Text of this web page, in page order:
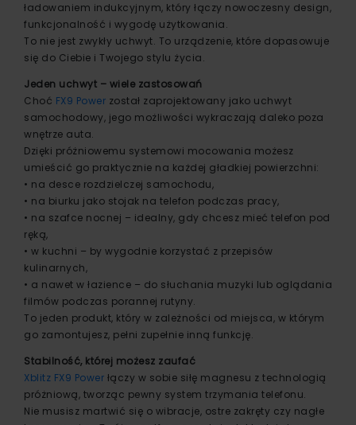
ładowaniem indukcyjnym, który łączy nowoczesny design,
funkcjonalność i wygodę użytkowania.
To nie jest zwykły uchwyt. To urządzenie, które dopasowuje
się do Ciebie i Twojego stylu życia.
Jeden uchwyt – wiele zastosowań
Choć FX9 Power został zaprojektowany jako uchwyt
samochodowy, jego możliwości wykraczają daleko poza
wnętrze auta.
Dzięki próżniowemu systemowi mocowania możesz
umieścić go praktycznie na każdej gładkiej powierzchni:
• na desce rozdzielczej samochodu,
• na biurku jako stojak na telefon podczas pracy,
• na szafce nocnej – idealny, gdy chcesz mieć telefon pod
ręką,
• w kuchni – by wygodnie korzystać z przepisów
kulinarnych,
• a nawet w łazience – do słuchania muzyki lub oglądania
filmów podczas porannej rutyny.
To jeden produkt, który w zależności od miejsca, w którym
go zamontujesz, pełni zupełnie inną funkcję.
Stabilność, której możesz zaufać
Xblitz FX9 Power łączy w sobie siłę magnesu z technologią
próżniową, tworząc pewny system trzymania telefonu.
Nie musisz martwić się o wibracje, ostre zakręty czy nagłe